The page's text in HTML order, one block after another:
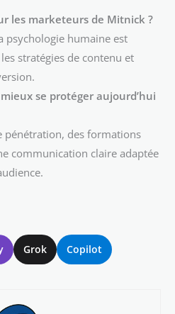
les marketeurs de Mitnick ?
psychologie humaine est
stratégies de contenu et
se protéger aujourd’hui
pénétration, des formations
communication claire adaptée
Grok Copilot